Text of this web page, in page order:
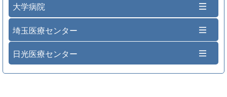
大学病院
埼玉医療センター
日光医療センター